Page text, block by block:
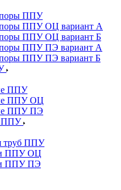
ППУ
ППУ ОЦ вариант А
ППУ ОЦ вариант Б
ППУ ПЭ вариант А
ППУ ПЭ вариант Б
ППУ
ППУ ОЦ
ППУ ПЭ
ППУ
труб ППУ
ППУ ОЦ
ППУ ПЭ